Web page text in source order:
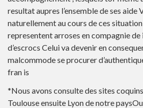
resultat aupres l’ensemble de ses aide
naturellement au cours de ces
representent arroses en compagnie
d’escrocs Celui va devenir en
malcommode se procurer
fran is
*Nous avons consulte des sites
Toulouse ensuite Lyon de notre